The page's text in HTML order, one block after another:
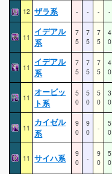
12 ザラ系 - - - -
11
イデアル
系
7
5
7
5
7
5
4
0
11
イデアル
系
7
5
7
5
7
5
4
0
11
オービッ
ト系
5
0
5
0
5
0
3
0
11
カイゼル
系
9
0
9
0
-
5
0
11 サイハ系
9
0
-
9
0
5
0